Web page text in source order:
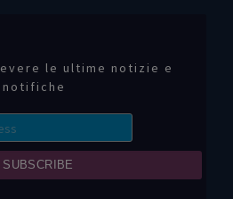
le ultime notizie e
notifiche